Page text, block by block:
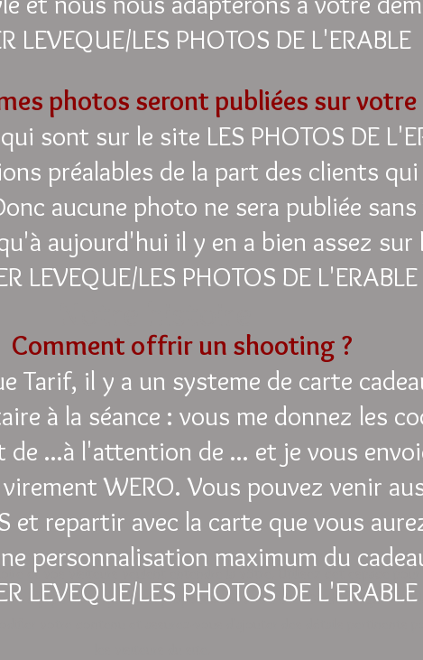
LEVEQUE/LES PHOTOS DE L'ERABLE
photos seront publiées sur votre
sont sur le site LES PHOTOS DE
préalables de la part des clients
aucune photo ne sera publiée
aujourd'hui il y en a bien assez sur
LEVEQUE/LES PHOTOS DE L'ERABLE
et vos visiteurs veulent entendre la vôtre. Utilisez cet espace pour
équipe et ce que vous proposez sur votre site. Double-cliquez sur
Comment offrir un shooting ?
Tarif, il y a un systeme de carte
à la séance : vous me donnez les
de ...à l'attention de ... et je vous
WERO. Vous pouvez venir
et repartir avec la carte que vous
personnalisation maximum du
LEVEQUE/LES PHOTOS DE L'ERABLE